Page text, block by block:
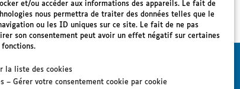
et/ou accéder aux informations des appareils. Le fait de
nous permettra de traiter des données telles que le
ou les ID uniques sur ce site. Le fait de ne pas
son consentement peut avoir un effet négatif sur certaines
la liste des cookies
– Gérer votre consentement cookie par cookie